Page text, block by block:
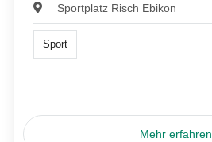
Sportplatz Risch Ebikon
Sport
Mehr erfahren